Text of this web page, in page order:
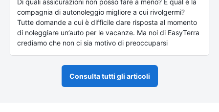
Di quali assicurazioni non posso fare a meno? E qual è la
compagnia di autonoleggio migliore a cui rivolgermi?
Tutte domande a cui è difficile dare risposta al momento
di noleggiare un’auto per le vacanze. Ma noi di EasyTerra
crediamo che non ci sia motivo di preoccuparsi
Consulta tutti gli articoli